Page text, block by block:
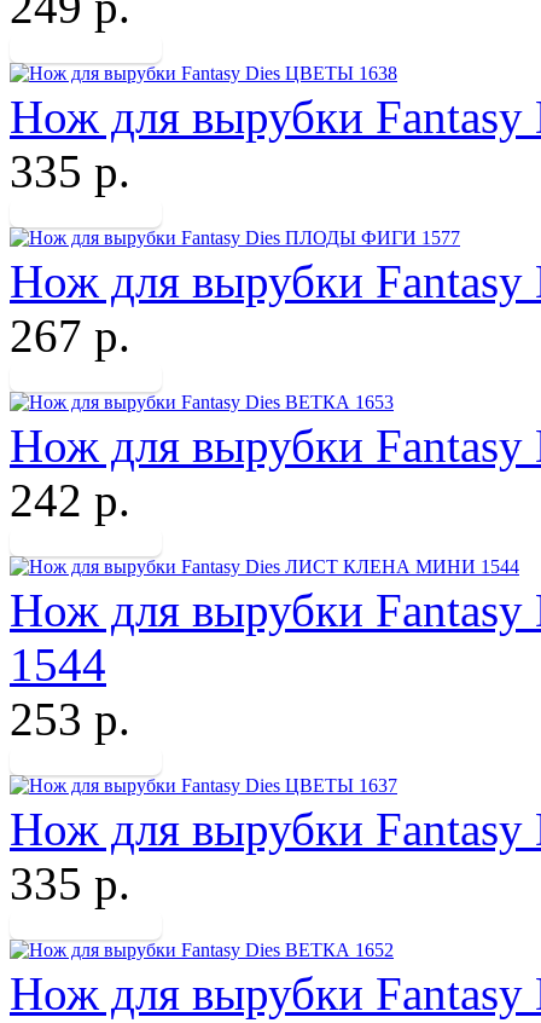
Нож для вырубки
335 р.
Нож для вырубки
267 р.
Нож для вырубки
242 р.
Нож для вырубки
1544
253 р.
Нож для вырубки
335 р.
Нож для вырубки